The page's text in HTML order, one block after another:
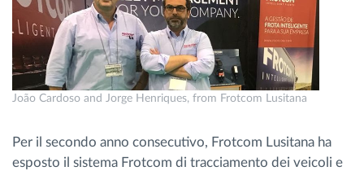
Gestione carburante
Pianificazione dei percorsi e monitoraggio
Identificazione automatica del conducente
Scopri tutte le caratteristiche
João Cardoso and Jorge Henriques, from Frotcom Lusitana
Per il secondo anno consecutivo, Frotcom Lusitana ha
esposto il sistema Frotcom di tracciamento dei veicoli e